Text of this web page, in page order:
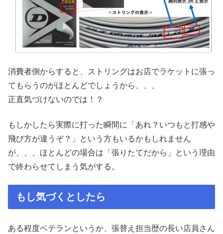
消費者側からすると、ストリングはお店でラケットに張っ
てもらうのがほとんどでしょうから、、、
正直気づけないのでは！？
もしかしたら実際に打った瞬間に「あれ？いつもと打感や
飛び方が違うぞ？」という方もいるかもしれません
が、、、ほとんどの場合は「張りたてだから」という理由
で終わらせてしまう気がする。
もし気づくとしたら
ある程度ベテランというか、張替え担当歴の長い店員さん